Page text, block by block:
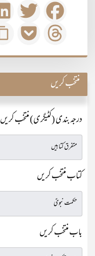
منتخب کریں
درجہ بندی (کٹیگری) منتخب کریں
کتاب منتخب کریں
باب منتخب کریں